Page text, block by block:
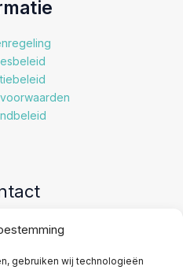
gebruiken wij technologieën